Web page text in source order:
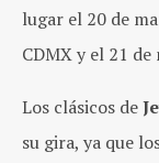
lugar el 20 de
CDMX y el 21
Los clásicos de
su gira, ya que